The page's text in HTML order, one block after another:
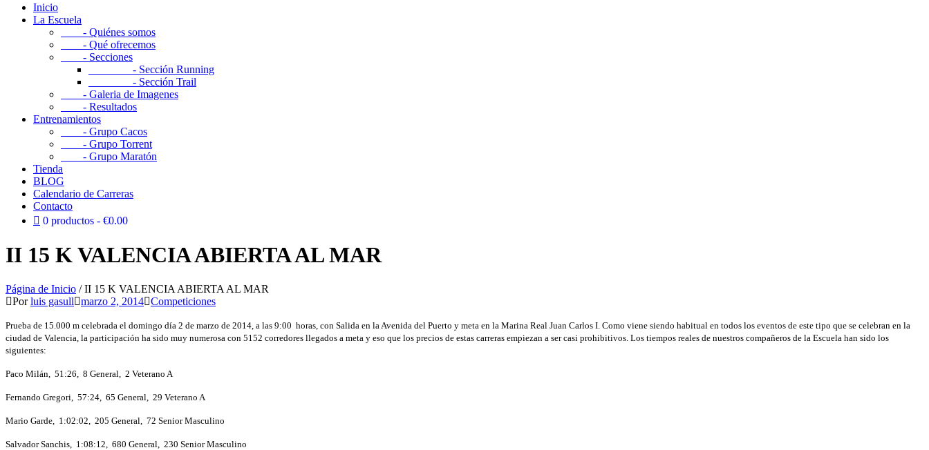
Inicio
La Escuela
- Quiénes somos
- Qué ofrecemos
- Secciones
- Sección Running
- Sección Trail
- Galeria de Imagenes
- Resultados
Entrenamientos
- Grupo Cacos
- Grupo Torrent
- Grupo Maratón
Tienda
BLOG
Calendario de Carreras
Contacto
0 productos
€0.00
II 15 K VALENCIA ABIERTA AL MAR
Página de Inicio /II 15 K VALENCIA ABIERTA AL MAR
Porluis gasull marzo 2, 2014 Competiciones
Prueba de 15.000 m celebrada el domingo día 2 de marzo de 2014, a las 9:00 horas, con Salida en la Avenida del Puerto y meta en la Marina Real Juan Carlos I. Como viene siendo habitual en todos los eventos de este tipo que se celebran en la
ciudad de Valencia, la participación ha sido muy numerosa con 5152 corredores llegados a meta y eso que los precios de estas carreras empiezan a ser casi prohibitivos. Los tiempos reales de nuestros compañeros de la Escuela han sido los
siguientes:
Paco Milán, 51:26, 8 General, 2 Veterano A
Fernando Gregori, 57:24, 65 General, 29 Veterano A
Mario Garde, 1:02:02, 205 General, 72 Senior Masculino
Salvador Sanchis, 1:08:12, 680 General, 230 Senior Masculino